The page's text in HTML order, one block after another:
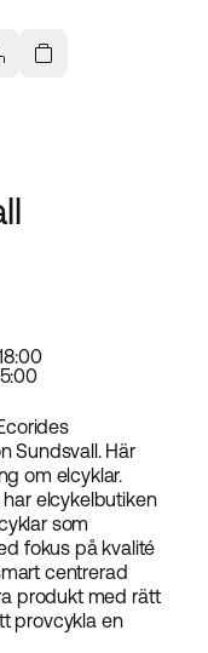
Sundsvall. Här
om elcyklar.
elcykelbutiken
som
fokus på kvalité
centrerad
produkt med rätt
provcykla en